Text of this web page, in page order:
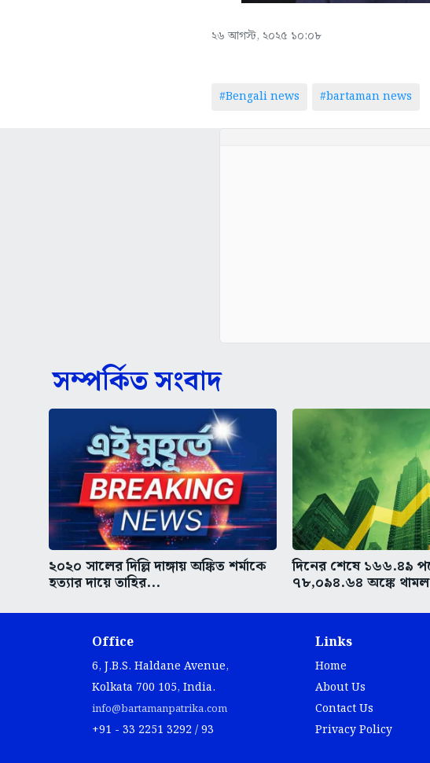
২৬ আগস্ট, ২০২৫ ১০:০৮
#Bengali news #bartaman news
সম্পর্কিত সংবাদ
২০২০ সালের দিল্লি দাঙ্গায় অঙ্কিত শর্মাকে
হত্যার দায়ে তাহির...
দিনের শেষে ১৬৬.৪৯
৭৮,০৯৪.৬৪ অঙ্কে
Office
6, J.B.S. Haldane Avenue,
Kolkata 700 105, India.
info@bartamanpatrika.com
+91 - 33 2251 3292 / 93
Links
Home
About Us
Contact Us
Privacy Policy